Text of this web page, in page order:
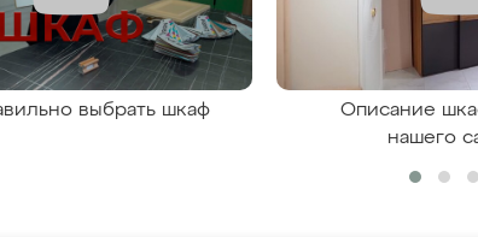
выбрать шкаф
Описание
нашего